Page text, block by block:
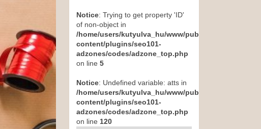
Notice: Trying to get property 'ID'
of non-object in
/home/users/kutyulva_hu/www/public_html/wp-
content/plugins/seo101-
adzones/codes/adzone_top.php
on line 5
Notice: Undefined variable: atts in
/home/users/kutyulva_hu/www/public_html/wp-
content/plugins/seo101-
adzones/codes/adzone_top.php
on line 120